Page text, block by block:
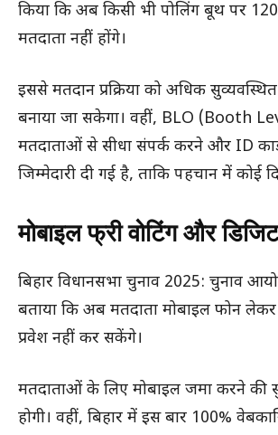
किया कि अब किसी भी पोलिंग बूथ पर
मतदाता नहीं होंगे।
इससे मतदान प्रक्रिया को अधिक
बनाया जा सकेगा। वहीं, BLO (Booth
मतदाताओं से सीधा संपर्क करने और ID
जिम्मेदारी दी गई है, ताकि पहचान में कोई
मोबाइल फ्री वोटिंग और
बिहार विधानसभा चुनाव 2025: चुनाव
बताया कि अब मतदाता मोबाइल फोन
प्रवेश नहीं कर सकेंगे।
मतदाताओं के लिए मोबाइल जमा करने की
होगी। वहीं, बिहार में इस बार 100%